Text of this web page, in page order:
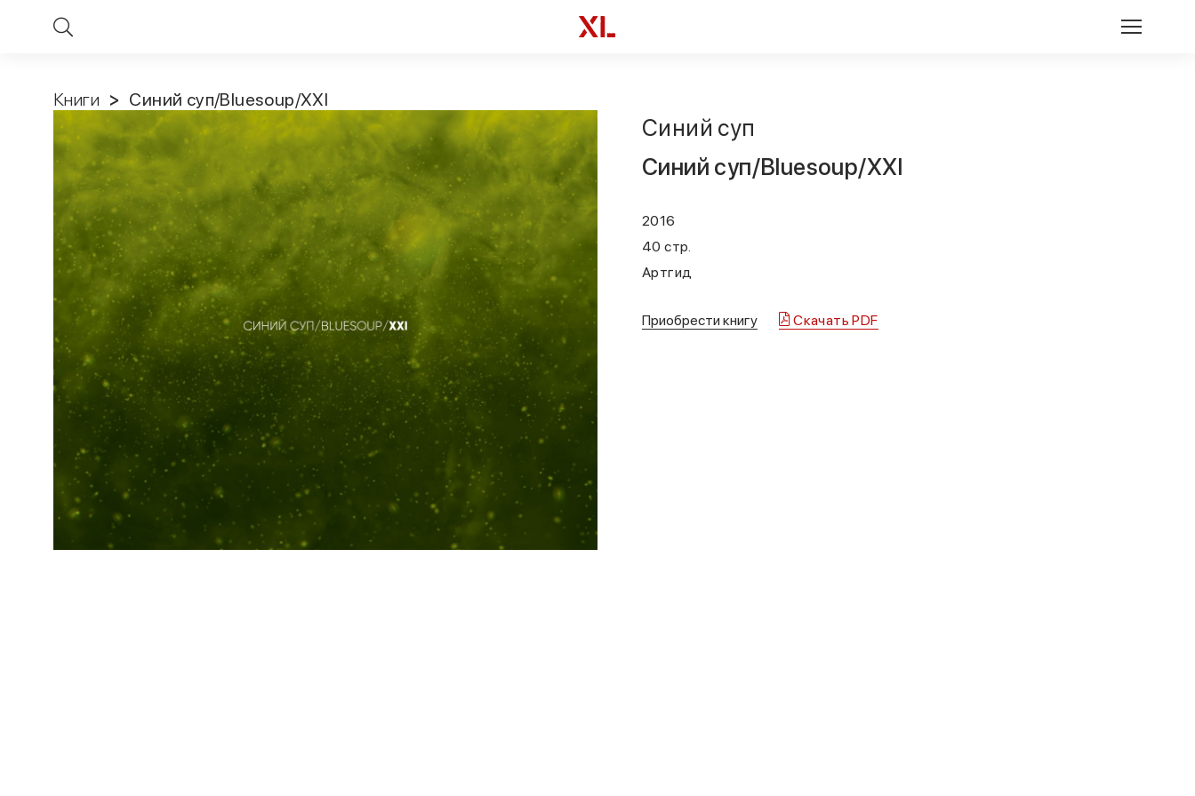
Книги Синий суп/Bluesoup/XXI
Синий суп
Синий суп/Bluesoup/XXI
2016
40 стр.
Артгид
Приобрести книгу Скачать PDF